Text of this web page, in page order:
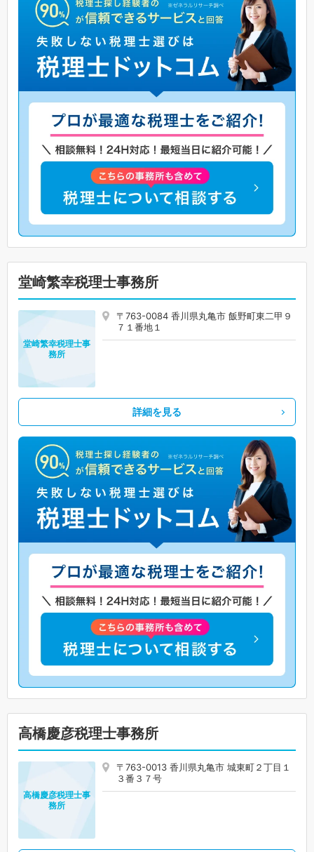
堂崎繁幸税理士事務所
〒763-0084 香川県丸亀市 飯野町東二甲９
７１番地１
堂崎繁幸税理士事
務所
詳細を見る
高橋慶彦税理士事務所
〒763-0013 香川県丸亀市 城東町２丁目１
３番３７号
高橋慶彦税理士事
務所